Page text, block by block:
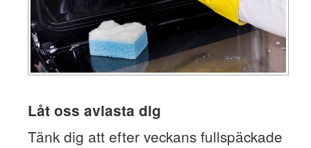
Låt oss avlasta dig
Tänk dig att efter veckans fullspäckade